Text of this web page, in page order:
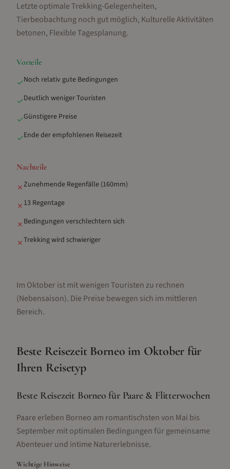
Letzte optimale Trekking-Gelegenheiten,
Tierbeobachtung noch gut möglich, Kulturelle Aktivitäten
betonen, Flexible Tagesplanung.
Vorteile
✓Noch relativ gute Bedingungen
✓Deutlich weniger Touristen
✓Günstigere Preise
✓Ende der empfohlenen Reisezeit
Nachteile
✗Zunehmende Regenfälle (160mm)
✗ 13 Regentage
✗ Bedingungen verschlechtern sich
✗Trekking wird schwieriger
Im Oktober ist mit wenigen Touristen zu rechnen
(Nebensaison). Die Preise bewegen sich im mittleren
Bereich.
Beste Reisezeit Borneo im Oktober für
Ihren Reisetyp
Beste Reisezeit Borneo für Paare & Flitterwochen
Paare erleben Borneo am romantischsten von Mai bis
September mit optimalen Bedingungen für gemeinsame
Abenteuer und intime Naturerlebnisse.
Wichtige Hinweise